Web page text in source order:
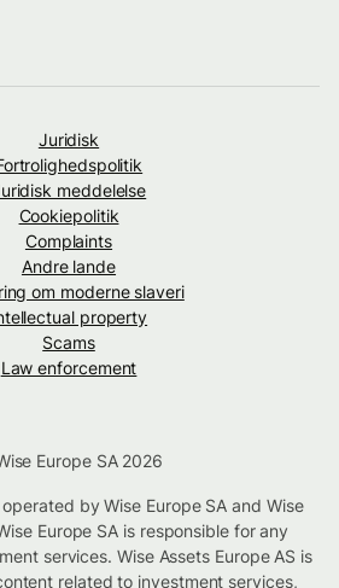
Juridisk
meddelelse
Cookiepolitik
Complaints
Andre lande
om moderne slaveri
property
Scams
Law enforcement
Europe SA 2026
by Wise Europe SA and Wise
Europe SA is responsible for any
services. Wise Assets Europe AS is
related to investment services,